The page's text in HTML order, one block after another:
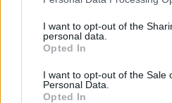
not limited to your visit or usage
grant or deny consent to Google
use your data for below
consent section.
I want to opt-out of the
personal data.
Opted In
I want to opt-out of the Sale
Personal Data.
Opted In
οποιονδήποτε υπολογιστή
κάρτα γραφικών να
υποδοχές HDMI, DVI,